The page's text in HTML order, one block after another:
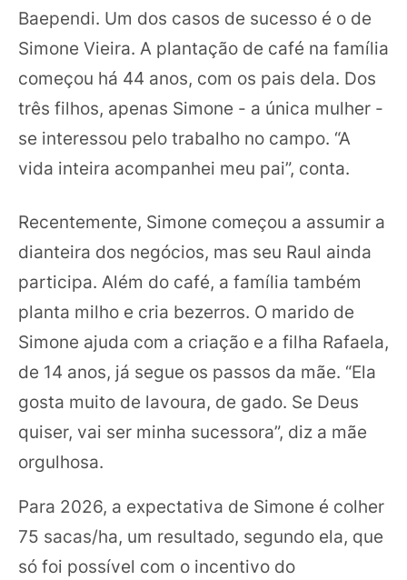
Baependi. Um dos casos de sucesso é o de
Simone Vieira. A plantação de café na família
começou há 44 anos, com os pais dela. Dos
três filhos, apenas Simone - a única mulher -
se interessou pelo trabalho no campo. “A
vida inteira acompanhei meu pai”, conta.
Recentemente, Simone começou a assumir a
dianteira dos negócios, mas seu Raul ainda
participa. Além do café, a família também
planta milho e cria bezerros. O marido de
Simone ajuda com a criação e a filha Rafaela,
de 14 anos, já segue os passos da mãe. “Ela
gosta muito de lavoura, de gado. Se Deus
quiser, vai ser minha sucessora”, diz a mãe
orgulhosa.
Para 2026, a expectativa de Simone é colher
75 sacas/ha, um resultado, segundo ela, que
só foi possível com o incentivo do